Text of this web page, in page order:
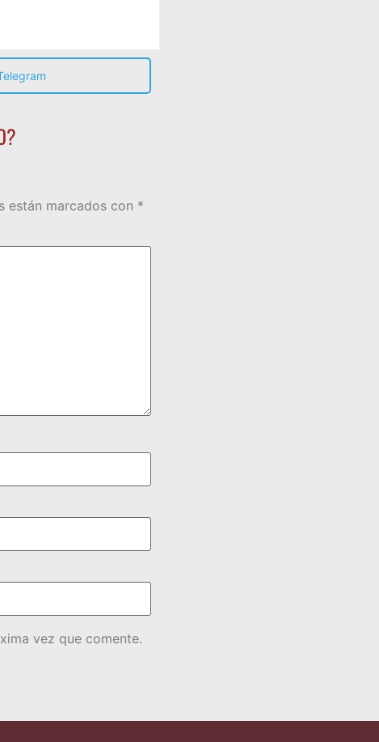
están marcados con *
vez que comente.